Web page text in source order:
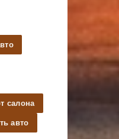
салона
авто